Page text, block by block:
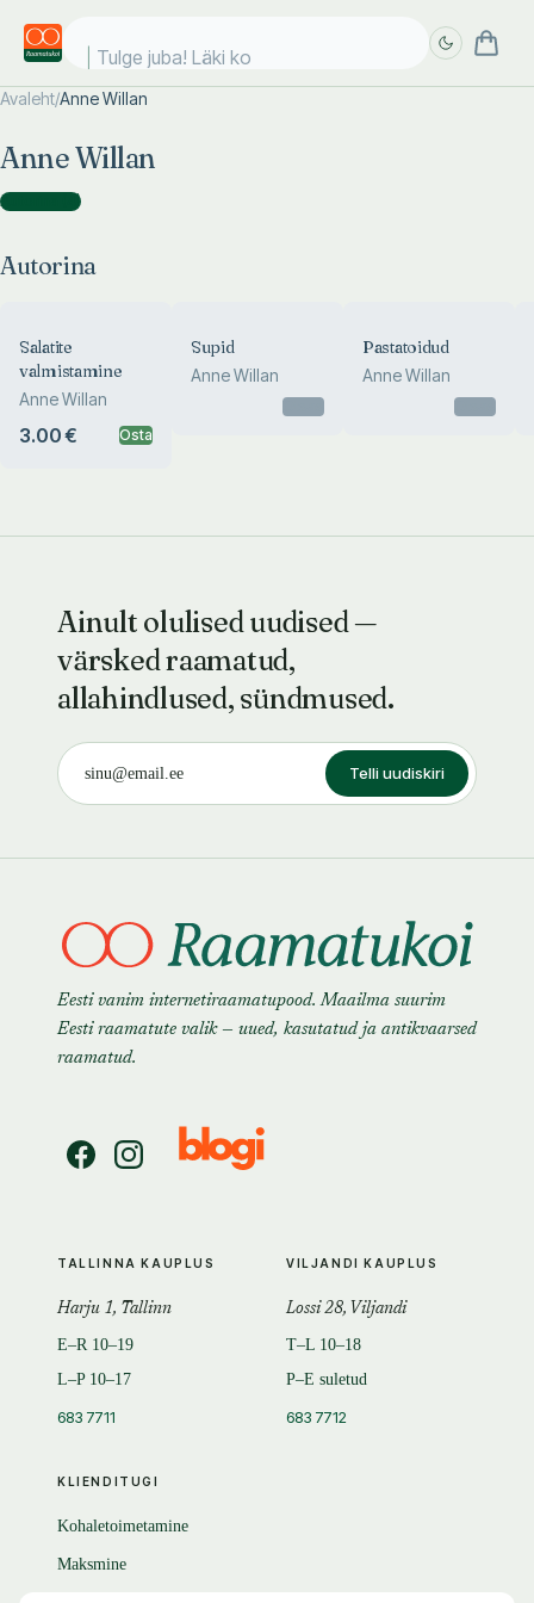
Tulge juba! Läki koo
Avaleht/Anne Willan
Anne Willan
Autorina )
Autorina
Salatite
valmistamine
Anne Willan
3.00 € Osta
Supid
Anne Willan
Pastatoidud
Anne Willan
Ainult olulised uudised —
värsked raamatud,
allahindlused, sündmused.
Telli uudiskiri
Eesti vanim internetiraamatupood. Maailma suurim
Eesti raamatute valik — uued, kasutatud ja antikvaarsed
raamatud.
KLIENDITUGI
Kohaletoimetamine
Maksmine
TALLINNA KAUPLUS
Harju 1, Tallinn
E–R 10–19
L–P 10–17
683 7711
VILJANDI KAUPLUS
Lossi 28, Viljandi
T–L 10–18
P–E suletud
683 7712